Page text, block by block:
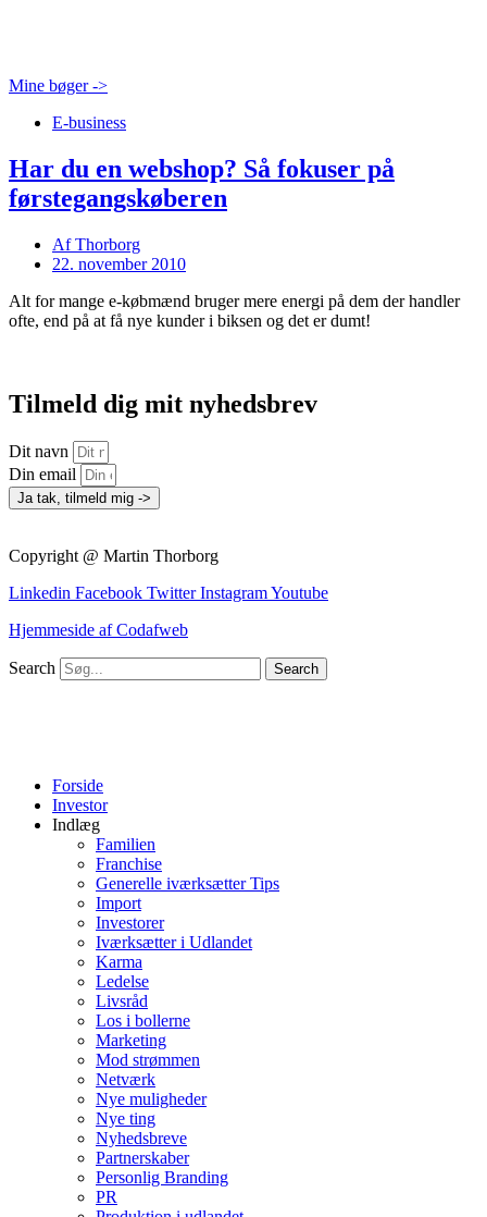
Mine bøger ->
E-business
Har du en webshop? Så fokuser på
førstegangskøberen
AfThorborg
22. november 2010
Alt for mange e-købmænd bruger mere energi på dem der handler
ofte, end på at få nye kunder i biksen og det er dumt!
Tilmeld dig mit nyhedsbrev
Dit navn
Din email
Ja tak, tilmeld mig ->
Copyright @ Martin Thorborg
Linkedin Facebook Twitter InstagramYoutube
Hjemmeside af Codafweb
Search Search
Forside
Investor
Indlæg
Familien
Franchise
Generelle iværksætter Tips
Import
Investorer
Iværksætter i Udlandet
Karma
Ledelse
Livsråd
Los i bollerne
Marketing
Mod strømmen
Netværk
Nye muligheder
Nye ting
Nyhedsbreve
Partnerskaber
Personlig Branding
PR